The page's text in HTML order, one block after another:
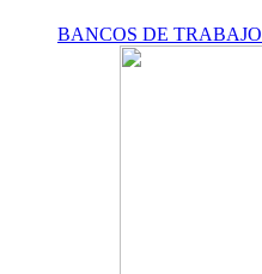
BANCOS DE TRABAJO